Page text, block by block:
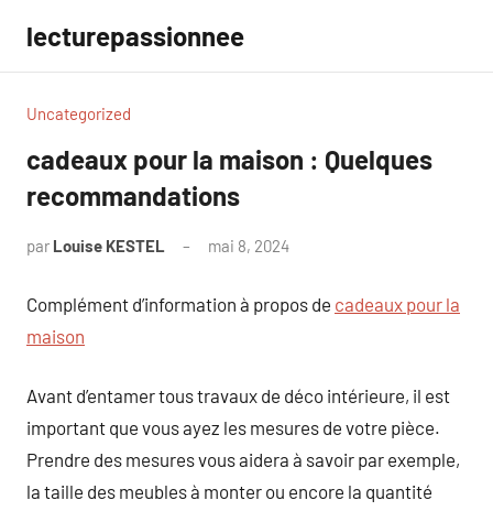
contenu
lecturepassionnee
Uncategorized
cadeaux pour la maison : Quelques
recommandations
par Louise KESTEL mai 8, 2024
Complément d’information à propos de cadeaux pour la
maison
Avant d’entamer tous travaux de déco intérieure, il est
important que vous ayez les mesures de votre pièce.
Prendre des mesures vous aidera à savoir par exemple,
la taille des meubles à monter ou encore la quantité